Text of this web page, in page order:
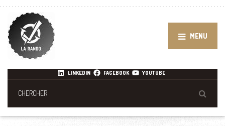
MENU
LINKEDIN FACEBOOK YOUTUBE